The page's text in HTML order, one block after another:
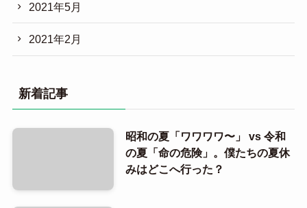
2021年5月
2021年2月
新着記事
昭和の夏「ワワワワ〜」 vs 令和
の夏「命の危険」。僕たちの夏休
みはどこへ行った？